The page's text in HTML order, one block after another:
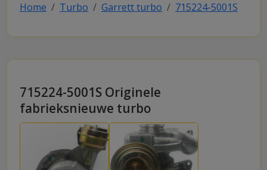
Home Turbo Garrett turbo 715224-5001S
715224-5001S Originele
fabrieksnieuwe turbo